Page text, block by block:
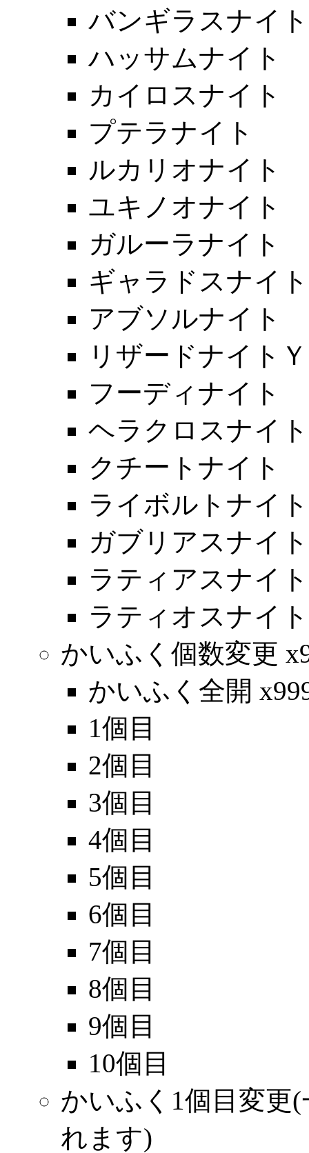
バンギラスナイト
ハッサムナイト
カイロスナイト
プテラナイト
ルカリオナイト
ユキノオナイト
ガルーラナイト
ギャラドスナイト
アブソルナイト
リザードナイトＹ
フーディナイト
ヘラクロスナイト
クチートナイト
ライボルトナイト
ガブリアスナイト
ラティアスナイト
ラティオスナイト
かいふく個数変更
かいふく全開
1個目
2個目
3個目
4個目
5個目
6個目
7個目
8個目
9個目
10個目
かいふく1個目変更
れます)